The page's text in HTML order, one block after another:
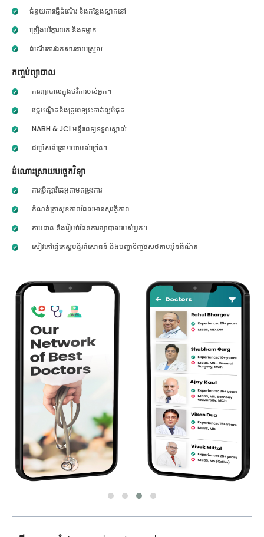
ជំនួយការធ្វើដំណើរ និងកន្លែងស្នាក់នៅ
គ្រឿងបរិក្ខារយក និងទម្លាក់
ដំណើរការឯកសារងាយស្រួល
កញ្ចប់ព្យាបាល
ការព្យាបាលក្នុងថវិការបស់អ្នក។
វេជ្ជបណ្ឌិតនិងគ្រូពេទ្យវះកាត់ល្អបំផុត
NABH & JCI មន្ទីរពេទ្យទទួលស្គាល់
ជម្រើសពិគ្រោះយោបល់ច្រើន។
ដំណោះស្រាយបច្ចេកវិទ្យា
ការប្រឹក្សាវីដេអូតាមតម្រូវការ
កំណត់ត្រាសុខភាពដែលមានសុវត្ថិភាព
តាមដាន និងរៀបចំផែនការព្យាបាលរបស់អ្នក។
សៀវភៅធ្វើតេស្តមន្ទីរពិសោធន៍ និងបញ្ជាទិញឱសថតាមអ៊ីនធឺណិត